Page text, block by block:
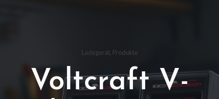
Ladegerät, Produkte
Voltcraft V-